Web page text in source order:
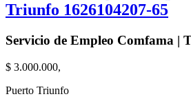
Triunfo 1626104207-65
Servicio de Empleo Comfama |
$ 3.000.000,
Puerto Triunfo